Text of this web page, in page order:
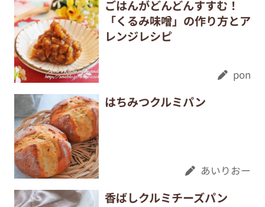
ごはんがどんどんすすむ！
「くるみ味噌」の作り方とア
レンジレシピ
pon
はちみつクルミパン
あいりおー
香ばしクルミチーズパン